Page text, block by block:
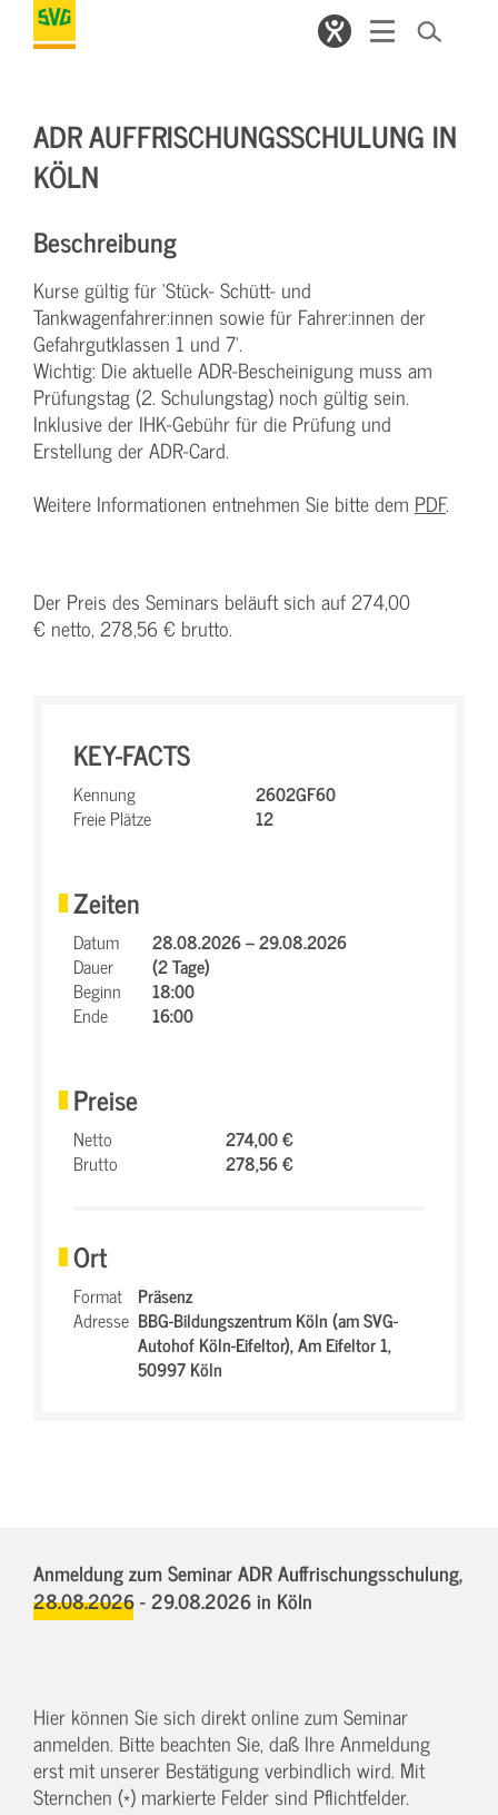
ADR AUFFRISCHUNGSSCHULUNG IN
KÖLN
Beschreibung
Kurse gültig für ‘Stück- Schütt- und
Tankwagenfahrer:innen sowie für Fahrer:innen der
Gefahrgutklassen 1 und 7‘.
Wichtig: Die aktuelle ADR-Bescheinigung muss am
Prüfungstag (2. Schulungstag) noch gültig sein.
Inklusive der IHK-Gebühr für die Prüfung und
Erstellung der ADR-Card.
Weitere Informationen entnehmen Sie bitte dem PDF.
Der Preis des Seminars beläuft sich auf 274,00
€ netto, 278,56 € brutto.
KEY-FACTS
Kennung
2602GF60
Freie Plätze
12
Zeiten
Datum
28.08.2026 – 29.08.2026
Dauer
(2 Tage)
Beginn
18:00
Ende
16:00
Preise
Netto
274,00 €
Brutto
278,56 €
Ort
Format Präsenz
Adresse BBG-Bildungszentrum Köln (am SVG-
Autohof Köln-Eifeltor),Am Eifeltor 1,
50997 Köln
Anmeldung zum Seminar ADR Auffrischungsschulung,
28.08.2026 - 29.08.2026in Köln
Hier können Sie sich direkt online zum Seminar
anmelden. Bitte beachten Sie, daß Ihre Anmeldung
erst mit unserer Bestätigung verbindlich wird. Mit
Sternchen (*) markierte Felder sind Pflichtfelder.